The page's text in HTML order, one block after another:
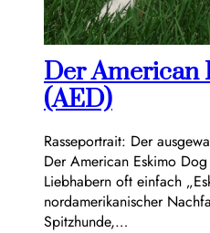
Der American
(AED)
Rasseportrait: Der
Der American Eskimo
Liebhabern oft einfach
nordamerikanischer
Spitzhunde,…